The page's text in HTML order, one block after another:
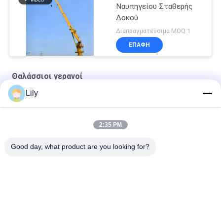
Ναυπηγείου Σταθερής
Δοκού
Διαπραγματεύσιμα MOQ:1
ΕΠΑΦΉ
Θαλάσσιοι γερανοί
Ναυτικό συρματόσχοινο Premium OUCO
Lily
2:35 PM
Good day, what product are you looking for?